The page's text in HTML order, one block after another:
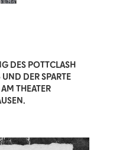
DES POTTCLASH
DER SPARTE
THEATER